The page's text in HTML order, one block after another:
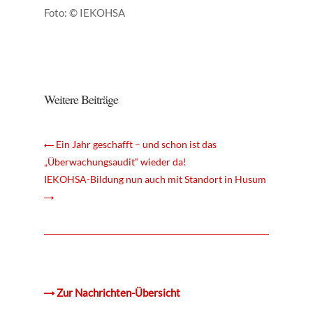
Foto: © IEKOHSA
Weitere Beiträge
← Ein Jahr geschafft – und schon ist das
„Überwachungsaudit“ wieder da!
IEKOHSA-Bildung nun auch mit Standort in Husum
→
→ Zur Nachrichten-Übersicht